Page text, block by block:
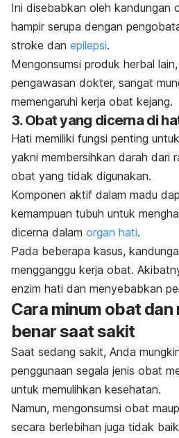
Ini disebabkan oleh kandungan
hampir serupa dengan
stroke dan epilepsi.
Mengonsumsi produk herbal
pengawasan dokter, sangat
memengaruhi kerja obat kejang.
3. Obat yang dicerna di
Hati memiliki fungsi penting
yakni membersihkan darah dari
obat yang tidak digunakan.
Komponen aktif dalam madu
kemampuan tubuh untuk
dicerna dalam organ hati.
Pada beberapa kasus,
mengganggu kerja obat.
enzim hati dan menyebabkan
Cara minum obat dan
benar saat sakit
Saat sedang sakit, Anda
penggunaan segala jenis obat
untuk memulihkan kesehatan.
Namun, mengonsumsi obat
secara berlebihan juga tidak